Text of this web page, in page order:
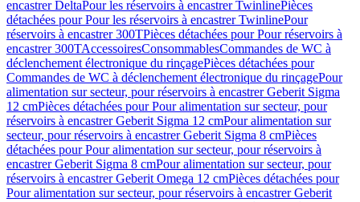
encastrer DeltaPour les réservoirs à encastrer TwinlinePièces
détachées pour Pour les réservoirs à encastrer TwinlinePour
réservoirs à encastrer 300TPièces détachées pour Pour réservoirs à
encastrer 300TAccessoiresConsommablesCommandes de WC à
déclenchement électronique du rinçagePièces détachées pour
Commandes de WC à déclenchement électronique du rinçagePour
alimentation sur secteur, pour réservoirs à encastrer Geberit Sigma
12 cmPièces détachées pour Pour alimentation sur secteur, pour
réservoirs à encastrer Geberit Sigma 12 cmPour alimentation sur
secteur, pour réservoirs à encastrer Geberit Sigma 8 cmPièces
détachées pour Pour alimentation sur secteur, pour réservoirs à
encastrer Geberit Sigma 8 cmPour alimentation sur secteur, pour
réservoirs à encastrer Geberit Omega 12 cmPièces détachées pour
Pour alimentation sur secteur, pour réservoirs à encastrer Geberit